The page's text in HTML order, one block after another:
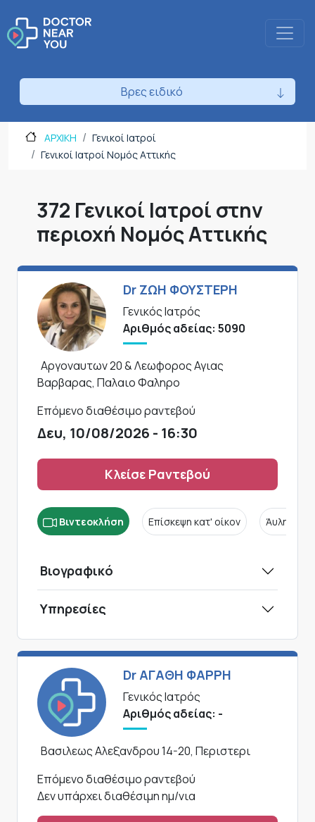
Βρες ειδικό
ΑΡΧΙΚΗ
Γενικοί Ιατροί
Γενικοί Ιατροί Νομός Αττικής
372 Γενικοί Ιατροί στην
περιοχή Νομός Αττικής
Dr ΖΩΗ ΦΟΥΣΤΕΡΗ
Γενικός Ιατρός
Αριθμός αδείας: 5090
Αργοναυτων 20 & Λεωφορος Αγιας
Βαρβαρας, Παλαιο Φαληρο
Επόμενο διαθέσιμο ραντεβού
Δευ, 10/08/2026 - 16:30
Κλείσε Ραντεβού
Βιντεοκλήση Επίσκεψη κατ' οίκον Άυλη
Βιογραφικό
Υπηρεσίες
Dr ΑΓΑΘΗ ΦΑΡΡΗ
Γενικός Ιατρός
Αριθμός αδείας: -
Βασιλεως Αλεξανδρου 14-20, Περιστερι
Επόμενο διαθέσιμο ραντεβού
Δεν υπάρχει διαθέσιμη ημ/νια